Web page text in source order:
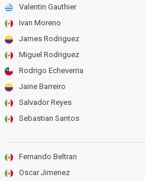
Valentin Gauthier
Ivan Moreno
James Rodriguez
Miguel Rodriguez
Rodrigo Echeverria
Jaine Barreiro
Salvador Reyes
Sebastian Santos
Fernando Beltran
Oscar Jimenez